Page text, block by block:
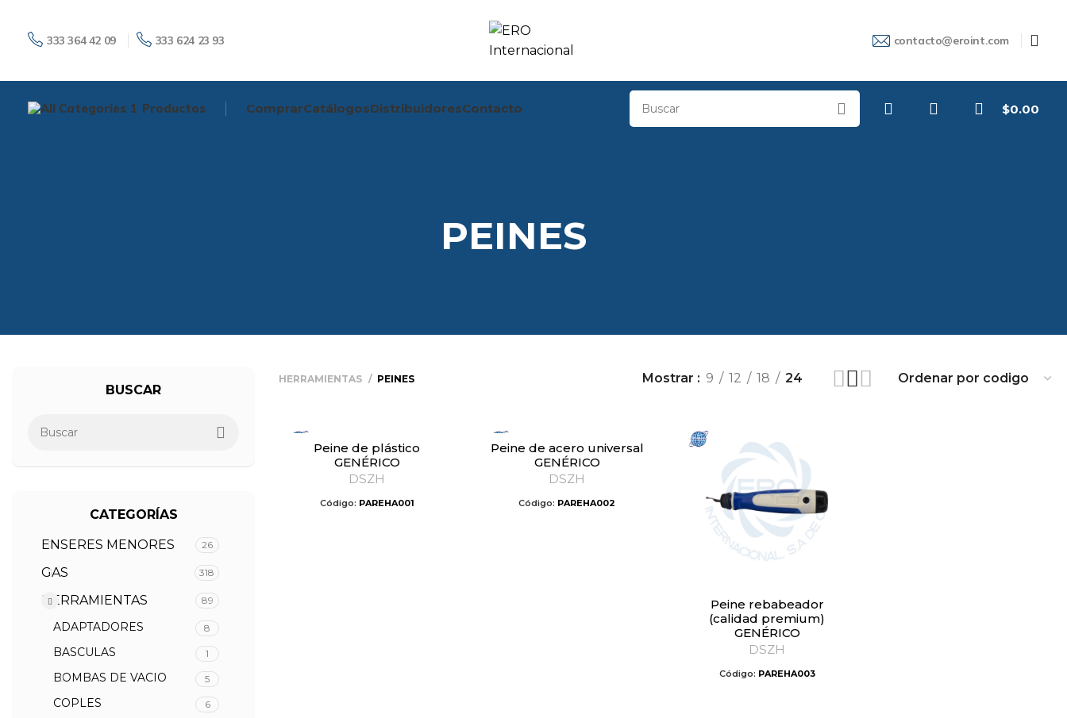
333 364 42 09 333 624 23 93 contacto@eroint.com
Productos ComprarCatálogosDistribuidoresContacto $0.00
PEINES
BUSCAR
CATEGORÍAS
ENSERES MENORES
26
GAS 318
HERRAMIENTAS 89
ADAPTADORES 8
BASCULAS 1
BOMBAS DE VACIO 5
COPLES 6
HERRAMIENTAS PEINES Mostrar 9 12 18 24
Peine de plástico
GENÉRICO
DSZH
Código: PAREHA001
Peine de acero universal
GENÉRICO
DSZH
Código: PAREHA002
Peine rebabeador
(calidad premium)
GENÉRICO
DSZH
Código: PAREHA003